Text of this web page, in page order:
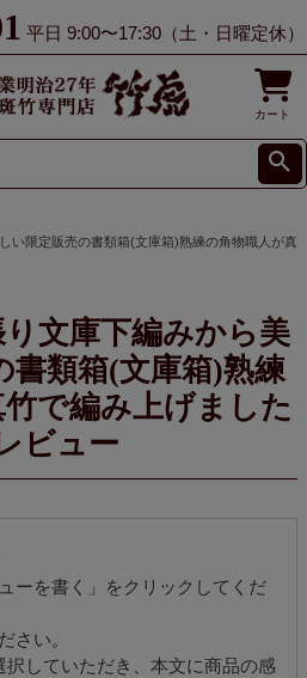
平日 9:00〜17:30（土・日曜定休）
カート
い限定販売の書類箱(文庫箱)熟練の角物職人が真
り文庫下編みから美
書類箱(文庫箱)熟練
で編み上げました
ビュー
ーを書く」をクリックしてくだ
さい。
択していただき、本文に商品の感